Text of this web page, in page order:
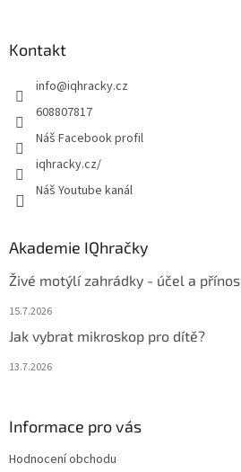
Kontakt
info@iqhracky.cz
608807817
Náš Facebook profil
iqhracky.cz/
Náš Youtube kanál
Akademie IQhračky
Živé motýlí zahrádky - účel a přínos
15.7.2026
Jak vybrat mikroskop pro dítě?
13.7.2026
Informace pro vás
Hodnocení obchodu